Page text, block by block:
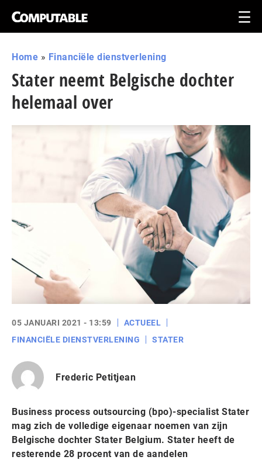
Home » Financiële dienstverlening
Stater neemt Belgische dochter
helemaal over
05 JANUARI 2021 - 13:59
ACTUEEL
FINANCIËLE DIENSTVERLENING
STATER
Frederic Petitjean
Business process outsourcing (bpo)-specialist Stater
mag zich de volledige eigenaar noemen van zijn
Belgische dochter Stater Belgium. Stater heeft de
resterende 28 procent van de aandelen